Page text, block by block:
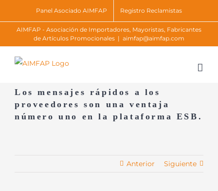
to
content
Panel Asociado AIMFAP Registro Reclamistas
AIMFAP - Asociación de Importadores, Mayoristas, Fabricantes
de Artículos Promocionales | aimfap@aimfap.com
Los mensajes rápidos a los
proveedores son una ventaja
número uno en la plataforma ESB.
Anterior Siguiente